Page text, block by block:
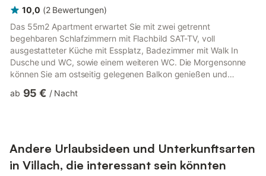
10,0 (2 Bewertungen)
Das 55m2 Apartment erwartet Sie mit zwei getrennt
begehbaren Schlafzimmern mit Flachbild SAT-TV, voll
ausgestatteter Küche mit Essplatz, Badezimmer mit Walk In
Dusche und WC, sowie einem weiteren WC. Die Morgensonne
können Sie am ostseitig gelegenen Balkon genießen und
Mittagskogel . Zu den weiteren Annehmlichkeiten gehören
Karawanken und 8 Gehminuten zum Pano...
ab 95 € / Nacht
Andere Urlaubsideen und Unterkunftsarten
in Villach, die interessant sein könnten